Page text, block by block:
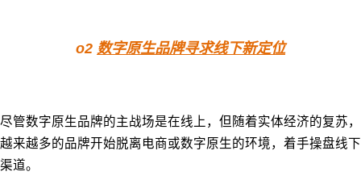
o2 数字原生品牌寻求线下新定位
尽管数字原生品牌的主战场是在线上，但随着实体经济的复苏，
越来越多的品牌开始脱离电商或数字原生的环境，着手操盘线下
渠道。